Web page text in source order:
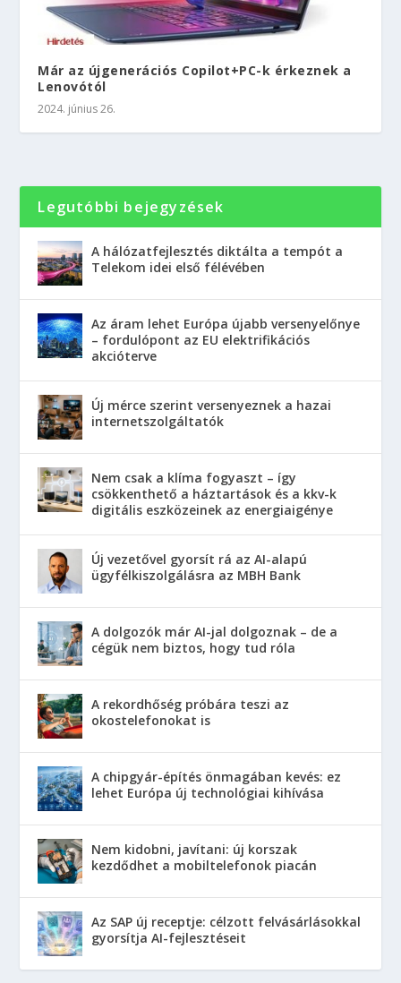
Már az újgenerációs Copilot+PC-k érkeznek a
Lenovótól
2024. június 26.
Legutóbbi bejegyzések
A hálózatfejlesztés diktálta a tempót a
Telekom idei első félévében
Az áram lehet Európa újabb versenyelőnye
– fordulópont az EU elektrifikációs
akcióterve
Új mérce szerint versenyeznek a hazai
internetszolgáltatók
Nem csak a klíma fogyaszt – így
csökkenthető a háztartások és a kkv-k
digitális eszközeinek az energiaigénye
Új vezetővel gyorsít rá az AI-alapú
ügyfélkiszolgálásra az MBH Bank
A dolgozók már AI-jal dolgoznak – de a
cégük nem biztos, hogy tud róla
A rekordhőség próbára teszi az
okostelefonokat is
A chipgyár-építés önmagában kevés: ez
lehet Európa új technológiai kihívása
Nem kidobni, javítani: új korszak
kezdődhet a mobiltelefonok piacán
Az SAP új receptje: célzott felvásárlásokkal
gyorsítja AI-fejlesztéseit